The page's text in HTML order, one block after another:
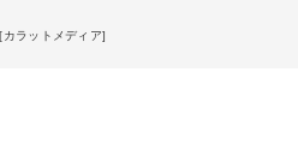
ラットメディア]